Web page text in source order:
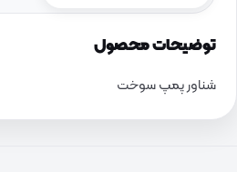
توضیحات محصول
شناور پمپ سوخت